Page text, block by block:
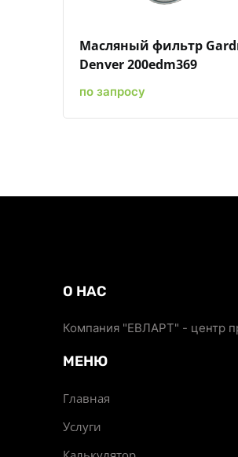
Масляный фильтр
Denver 200edm369
по запросу
О НАС
Компания "ЕВЛАРТ" - центр
МЕНЮ
Главная
Услуги